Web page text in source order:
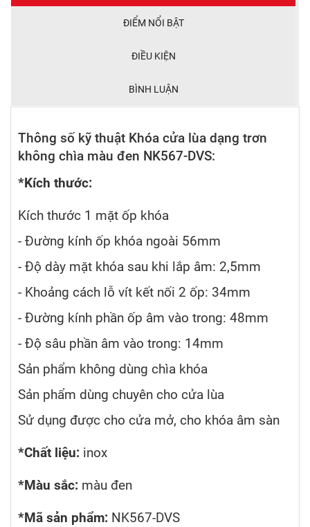
ĐIỂM NỔI BẬT
ĐIỀU KIỆN
BÌNH LUẬN
Thông số kỹ thuật Khóa cửa lùa dạng trơn
không chìa màu đen NK567-DVS:
*Kích thước:
Kích thước 1 mặt ốp khóa
- Đường kính ốp khóa ngoài 56mm
- Độ dày mặt khóa sau khi lắp âm: 2,5mm
- Khoảng cách lỗ vít kết nối 2 ốp: 34mm
- Đường kính phần ốp âm vào trong: 48mm
- Độ sâu phần âm vào trong: 14mm
Sản phẩm không dùng chìa khóa
Sản phẩm dùng chuyên cho cửa lùa
Sử dụng được cho cửa mở, cho khóa âm sàn
*Chất liệu: inox
*Màu sắc: màu đen
*Mã sản phẩm: NK567-DVS